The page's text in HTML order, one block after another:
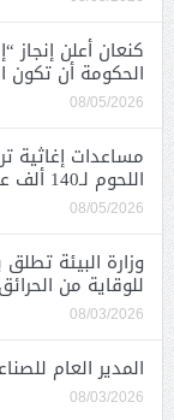
كنعان أعلن
الحكومة أن تكون
08/05/2026
اللحوم لـ140 ألف عائلة
08/05/2026
وزارة البيئة
للوقاية من الحرائق
08/03/2026
المدير العام
08/03/2026